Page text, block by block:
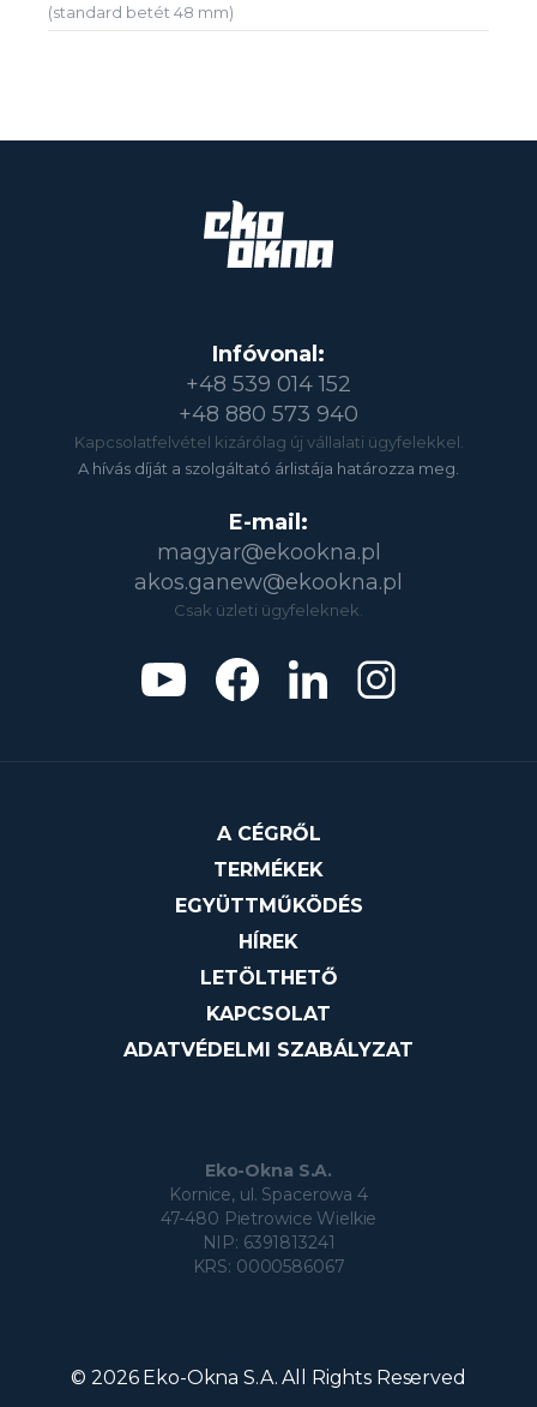
(standard betét 48 mm)
Infóvonal:
+48 539 014 152
+48 880 573 940
Kapcsolatfelvétel kizárólag új vállalati ügyfelekkel.
A hívás díját a szolgáltató árlistája határozza meg.
E-mail:
magyar@ekookna.pl
akos.ganew@ekookna.pl
Csak üzleti ügyfeleknek.
A CÉGRŐL
TERMÉKEK
EGYÜTTMŰKÖDÉS
HÍREK
LETÖLTHETŐ
KAPCSOLAT
ADATVÉDELMI SZABÁLYZAT
Eko-Okna S.A.
Kornice, ul. Spacerowa 4
47-480 Pietrowice Wielkie
NIP: 6391813241
KRS: 0000586067
© 2026 Eko-Okna S.A. All Rights Reserved